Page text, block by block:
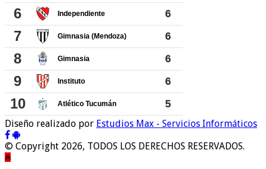
Diseño realizado por Estudios Max - Servicios Informáticos
© Copyright 2026, TODOS LOS DERECHOS RESERVADOS.